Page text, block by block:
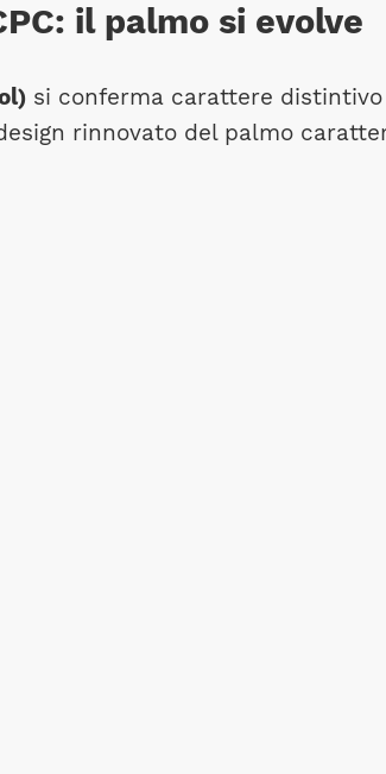
il palmo si evolve
si conferma carattere
rinnovato del palmo